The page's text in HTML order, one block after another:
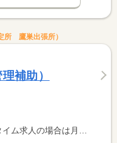
所 鷹巣出張所）
補助）
求人の場合は時間額を表示しています。